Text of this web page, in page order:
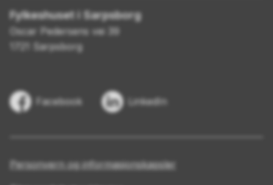
Fylkeshuset i Sarpsborg
Oscar Pedersens vei 39
1721 Sarpsborg
Facebook LinkedIn
Personvern og informasjonskapsler